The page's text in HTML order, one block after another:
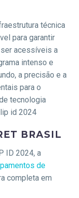
técnica
para garantir
acessíveis a
intenso e
a precisão e a
para o
tecnologia
id 2024
BRASIL
ID 2024, a
de
completa em